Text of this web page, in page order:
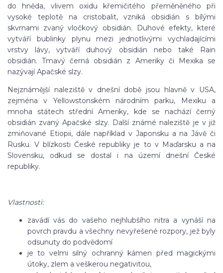
do hněda, vlivem oxidu křemičitého přeměněného při
vysoké teplotě na cristobalit, vzniká obsidián s bílými
skvrnami zvaný vločkový obsidián. Duhové efekty, které
vytváří bublinky plynu mezi jednotlivými vychladajícími
vrstvy lávy, vytváří duhový obsidián nebo také Rain
obsidián. Tmavý černá obsidián z Ameriky či Mexika se
nazývají Apačské slzy.
Nejznámější naleziště v dnešní době jsou hlavně v USA,
zejména v Yellowstonském národním parku, Mexiku a
mnoha státech střední Ameriky, kde se nachází černý
obsidián zvaný Apačské slzy. Další známé naleziště je v již
zmiňované Etiopii, dále například v Japonsku a na Jávě či
Rusku. V blízkosti České republiky je to v Maďarsku a na
Slovensku, odkud se dostal i na území dnešní České
republiky.
Vlastnosti:
zavádí vás do vašeho nejhlubšího nitra a vynáší na
povrch pravdu a všechny nevyřešené rozpory, jež byly
odsunuty do podvědomí
je to velmi silný ochranný kámen před magickými
útoky, zlem a veškerou negativitou,